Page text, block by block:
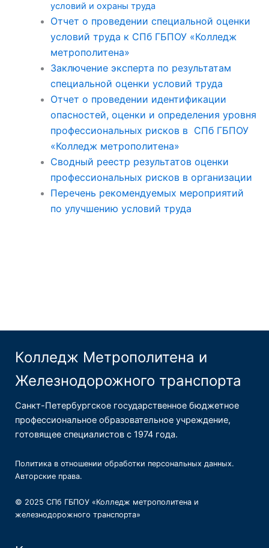
условий и охраны труда
Отчет о проведении специальной оценки
условий труда к СПб ГБПОУ «Колледж
метрополитена»
Заключение эксперта по результатам
специальной оценки условий труда
Отчет о проведении идентификации
опасностей, оценки и определения уровня
профессиональных рисков в СПб ГБПОУ
«Колледж метрополитена»
Сводный реестр результатов оценки
профессиональных рисков в организации
Перечень рекомендуемых мероприятий
по улучшению условий труда
Колледж Метрополитена и
Железнодорожного транспорта
Санкт-Петербургское государственное бюджетное
профессиональное образовательное учреждение,
готовящее специалистов с 1974 года.
Политика в отношении обработки персональных данных.
Авторские права.
© 2025 СПб ГБПОУ «Колледж метрополитена и
железнодорожного транспорта»